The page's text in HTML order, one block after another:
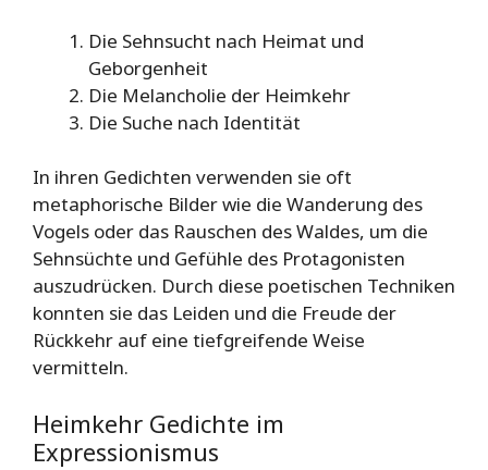
Die Sehnsucht nach Heimat und
Geborgenheit
Die Melancholie der Heimkehr
Die Suche nach Identität
In ihren Gedichten verwenden sie oft
metaphorische Bilder wie die Wanderung des
Vogels oder das Rauschen des Waldes, um die
Sehnsüchte und Gefühle des Protagonisten
auszudrücken. Durch diese poetischen Techniken
konnten sie das Leiden und die Freude der
Rückkehr auf eine tiefgreifende Weise
vermitteln.
Heimkehr Gedichte im
Expressionismus